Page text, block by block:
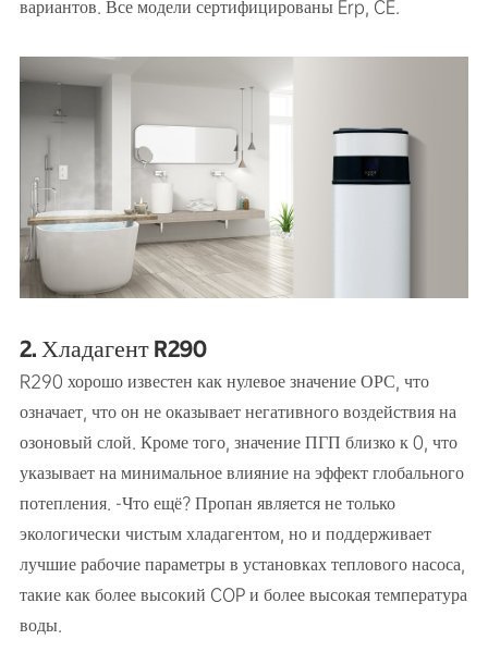
вариантов. Все модели сертифицированы Erp, CE.
2. Хладагент R290
R290 хорошо известен как нулевое значение ОРС, что
означает, что он не оказывает негативного воздействия на
озоновый слой. Кроме того, значение ПГП близко к 0, что
указывает на минимальное влияние на эффект глобального
потепления. -Что ещё? Пропан является не только
экологически чистым хладагентом, но и поддерживает
лучшие рабочие параметры в установках теплового насоса,
такие как более высокий COP и более высокая температура
воды.